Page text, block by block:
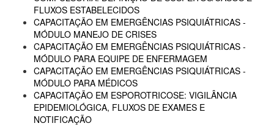
FLUXOS ESTABELECIDOS
CAPACITAÇÃO EM EMERGÊNCIAS PSIQUIÁTRICAS -
MÓDULO MANEJO DE CRISES
CAPACITAÇÃO EM EMERGÊNCIAS PSIQUIÁTRICAS -
MÓDULO PARA EQUIPE DE ENFERMAGEM
CAPACITAÇÃO EM EMERGÊNCIAS PSIQUIÁTRICAS -
MÓDULO PARA MÉDICOS
CAPACITAÇÃO EM ESPOROTRICOSE: VIGILÂNCIA
EPIDEMIOLÓGICA, FLUXOS DE EXAMES E
NOTIFICAÇÃO